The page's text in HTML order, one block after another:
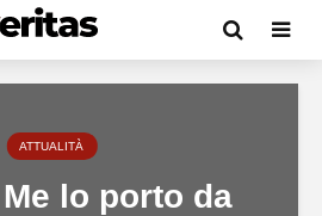
ATTUALITÀ
lo porto da